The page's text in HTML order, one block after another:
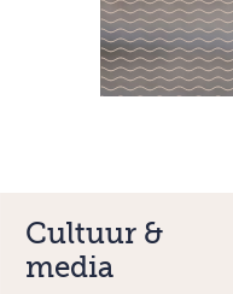
Cultuur &
media